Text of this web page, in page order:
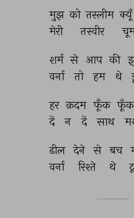
मुझ को तस्लीम क्यूँ
मेरी
तस्वीर
शर्म से आप की
वर्ना
तो हम थे
हर क़दम फूँक फूँक
दें
न दें साथ
ढील देने से बच
वर्ना
रिश्ते थे